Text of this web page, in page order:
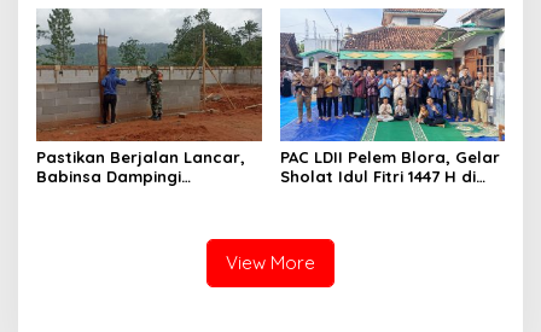
Beban Maksimal
Blora melalui PT GMM
Sesuai Harga Pemerintah
Pastikan Berjalan Lancar,
Babinsa Dampingi
PAC LDII Pelem Blora, Gelar
Sholat Idul Fitri 1447 H di
View More